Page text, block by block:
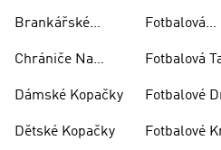
Brankářské
Chrániče Na
Dámské Kopačky
Dětské Kopačky
Fotbalová
Fotbalová
Fotbalové
Fotbalové